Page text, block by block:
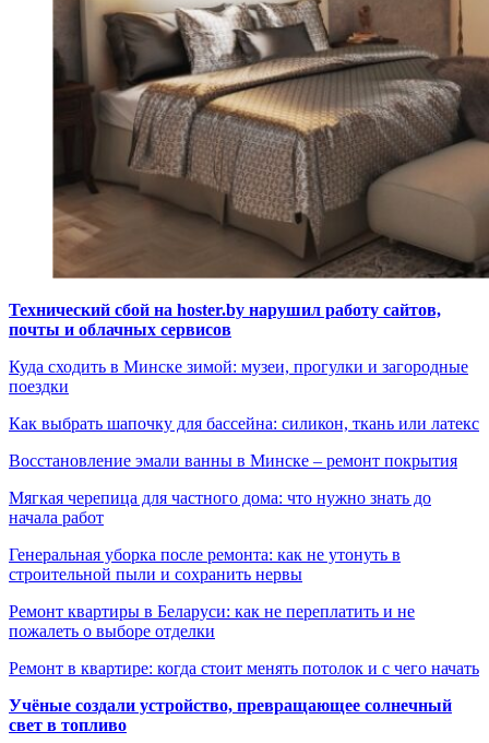
Технический сбой на hoster.by нарушил работу сайтов,
почты и облачных сервисов
Куда сходить в Минске зимой: музеи, прогулки и загородные
поездки
Как выбрать шапочку для бассейна: силикон, ткань или латекс
Восстановление эмали ванны в Минске – ремонт покрытия
Мягкая черепица для частного дома: что нужно знать до
начала работ
Генеральная уборка после ремонта: как не утонуть в
строительной пыли и сохранить нервы
Ремонт квартиры в Беларуси: как не переплатить и не
пожалеть о выборе отделки
Ремонт в квартире: когда стоит менять потолок и с чего начать
Учёные создали устройство, превращающее солнечный
свет в топливо